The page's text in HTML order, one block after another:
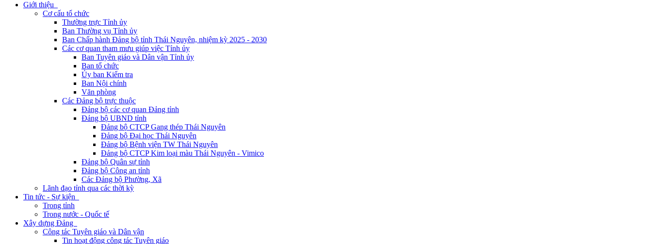
Giới thiệu
Cơ cấu tổ chức
Thường trực Tỉnh ủy
Ban Thường vụ Tỉnh ủy
Ban Chấp hành Đảng bộ tỉnh Thái Nguyên, nhiệm kỳ 2025 - 2030
Các cơ quan tham mưu giúp việc Tỉnh ủy
Ban Tuyên giáo và Dân vận Tỉnh ủy
Ban tổ chức
Ủy ban Kiểm tra
Ban Nội chính
Văn phòng
Các Đảng bộ trực thuộc
Đảng bộ các cơ quan Đảng tỉnh
Đảng bộ UBND tỉnh
Đảng bộ CTCP Gang thép Thái Nguyên
Đảng bộ Đại học Thái Nguyên
Đảng bộ Bệnh viện TW Thái Nguyên
Đảng bộ CTCP Kim loại màu Thái Nguyên - Vimico
Đảng bộ Quân sự tỉnh
Đảng bộ Công an tỉnh
Các Đảng bộ Phường, Xã
Lãnh đạo tỉnh qua các thời kỳ
Tin tức - Sự kiện
Trong tỉnh
Trong nước - Quốc tế
Xây dựng Đảng
Công tác Tuyên giáo và Dân vận
Tin hoạt động công tác Tuyên giáo